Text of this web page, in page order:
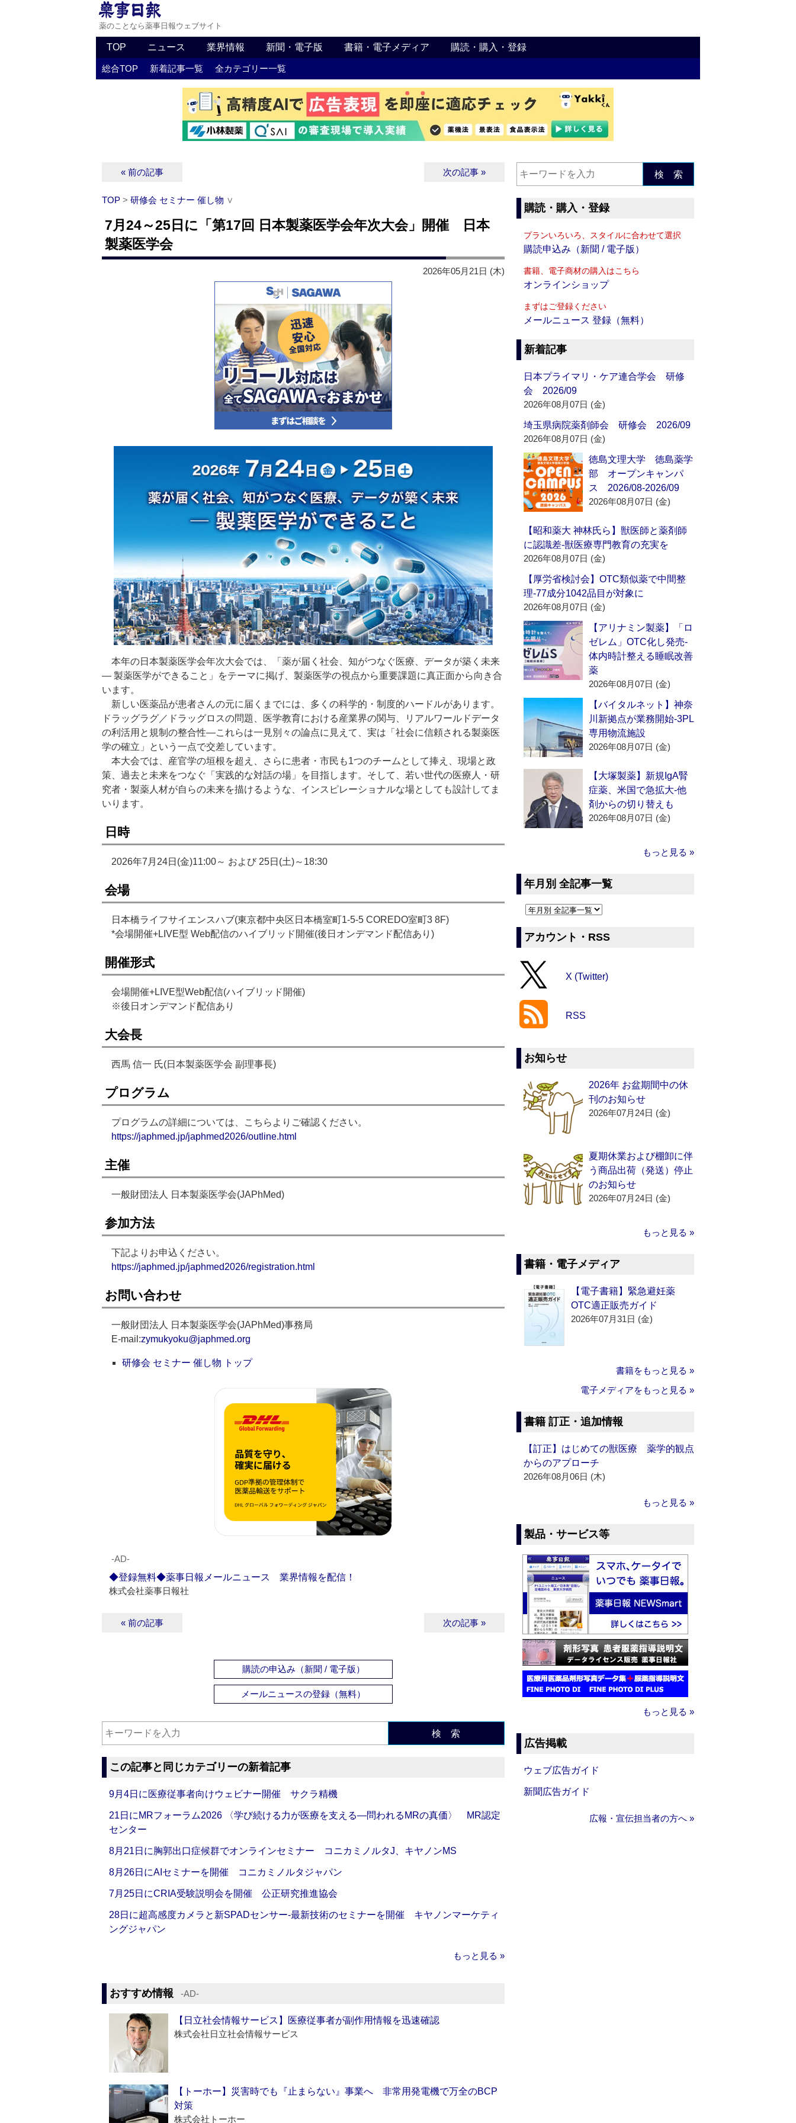
薬のことなら薬事日報ウェブサイト
TOP ニュース 業界情報 新聞・電子版 書籍・電子メディア 購読・購入・登録
総合TOP 新着記事一覧 全カテゴリー一覧
« 前の記事 次の記事 »
TOP > 研修会 セミナー 催し物 ∨
7月24～25日に「第17回 日本製薬医学会年次大会」開催 日本
製薬医学会
2026年05月21日 (木)
本年の日本製薬医学会年次大会では、「薬が届く社会、知がつなぐ医療、データが築く未来
― 製薬医学ができること」をテーマに掲げ、製薬医学の視点から重要課題に真正面から向き合
います。
新しい医薬品が患者さんの元に届くまでには、多くの科学的・制度的ハードルがあります。
ドラッグラグ／ドラッグロスの問題、医学教育における産業界の関与、リアルワールドデータ
の利活用と規制の整合性―これらは一見別々の論点に見えて、実は「社会に信頼される製薬医
学の確立」という一点で交差しています。
本大会では、産官学の垣根を超え、さらに患者・市民も1つのチームとして捧え、現場と政
策、過去と未来をつなぐ「実践的な対話の場」を目指します。そして、若い世代の医療人・研
究者・製薬人材が自らの未来を描けるような、インスピレーショナルな場としても設計してま
いります。
日時
2026年7月24日(金)11:00～ および 25日(土)～18:30
会場
日本橋ライフサイエンスハブ(東京都中央区日本橋室町1-5-5 COREDO室町3 8F)
*会場開催+LIVE型 Web配信のハイブリッド開催(後日オンデマンド配信あり)
開催形式
会場開催+LIVE型Web配信(ハイブリッド開催)
※後日オンデマンド配信あり
大会長
西馬 信一 氏(日本製薬医学会 副理事長)
プログラム
プログラムの詳細については、こちらよりご確認ください。
https://japhmed.jp/japhmed2026/outline.html
主催
一般財団法人 日本製薬医学会(JAPhMed)
参加方法
下記よりお申込ください。
https://japhmed.jp/japhmed2026/registration.html
お問い合わせ
一般財団法人 日本製薬医学会(JAPhMed)事務局
E-mail:zymukyoku@japhmed.org
研修会 セミナー 催し物 トップ
‐AD‐
◆登録無料◆薬事日報メールニュース 業界情報を配信！
株式会社薬事日報社
« 前の記事 次の記事 »
購読の申込み（新聞 / 電子版）
メールニュースの登録（無料）
検 索
この記事と同じカテゴリーの新着記事
9月4日に医療従事者向けウェビナー開催 サクラ精機
21日にMRフォーラム2026 〈学び続ける力が医療を支える―問われるMRの真価〉 MR認定
センター
8月21日に胸郭出口症候群でオンラインセミナー コニカミノルタJ、キヤノンMS
8月26日にAIセミナーを開催 コニカミノルタジャパン
7月25日にCRIA受験説明会を開催 公正研究推進協会
28日に超高感度カメラと新SPADセンサー‐最新技術のセミナーを開催 キヤノンマーケティ
ングジャパン
もっと見る »
おすすめ情報 ‐AD‐
【日立社会情報サービス】医療従事者が副作用情報を迅速確認
株式会社日立社会情報サービス
【トーホー】災害時でも『止まらない』事業へ 非常用発電機で万全のBCP
対策
株式会社トーホー
検 索
購読・購入・登録
プランいろいろ、スタイルに合わせて選択
購読申込み（新聞 / 電子版）
書籍、電子商材の購入はこちら
オンラインショップ
まずはご登録ください
メールニュース 登録（無料）
新着記事
日本プライマリ・ケア連合学会 研修
会 2026/09
2026年08月07日 (金)
埼玉県病院薬剤師会 研修会 2026/09
2026年08月07日 (金)
徳島文理大学 徳島薬学
部 オープンキャンパ
ス 2026/08-2026/09
2026年08月07日 (金)
【昭和薬大 神林氏ら】獣医師と薬剤師
に認識差‐獣医療専門教育の充実を
2026年08月07日 (金)
【厚労省検討会】OTC類似薬で中間整
理‐77成分1042品目が対象に
2026年08月07日 (金)
【アリナミン製薬】「ロ
ゼレム」OTC化し発売‐
体内時計整える睡眠改善
薬
2026年08月07日 (金)
【バイタルネット】神奈
川新拠点が業務開始‐3PL
専用物流施設
2026年08月07日 (金)
【大塚製薬】新規IgA腎
症薬、米国で急拡大‐他
剤からの切り替えも
2026年08月07日 (金)
もっと見る »
年月別 全記事一覧
アカウント・RSS
X (Twitter)
RSS
お知らせ
2026年 お盆期間中の休
刊のお知らせ
2026年07月24日 (金)
夏期休業および棚卸に伴
う商品出荷（発送）停止
のお知らせ
2026年07月24日 (金)
もっと見る »
書籍・電子メディア
【電子書籍】緊急避妊薬
OTC適正販売ガイド
2026年07月31日 (金)
書籍をもっと見る »
電子メディアをもっと見る »
書籍 訂正・追加情報
【訂正】はじめての獣医療 薬学的観点
からのアプローチ
2026年08月06日 (木)
もっと見る »
製品・サービス等
もっと見る »
広告掲載
ウェブ広告ガイド
新聞広告ガイド
広報・宣伝担当者の方へ »